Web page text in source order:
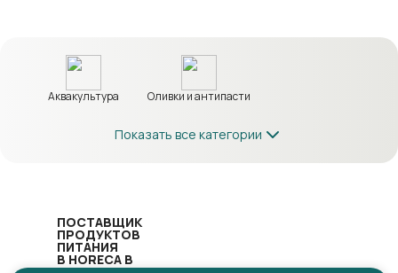
Аквакультура Оливки и антипасти
Показать все категории
ПОСТАВЩИК
ПРОДУКТОВ
ПИТАНИЯ
В HORECA В